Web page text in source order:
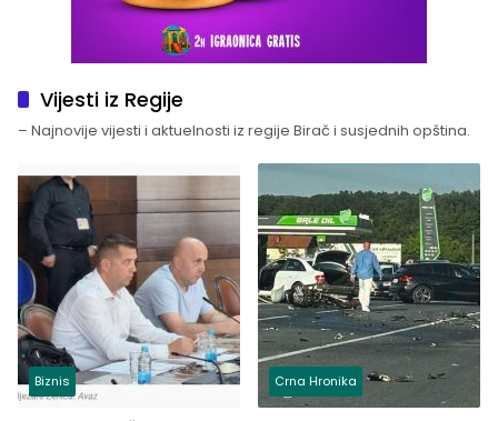
Vijesti iz Regije
– Najnovije vijesti i aktuelnosti iz regije Birač i susjednih opština.
Biznis Crna Hronika